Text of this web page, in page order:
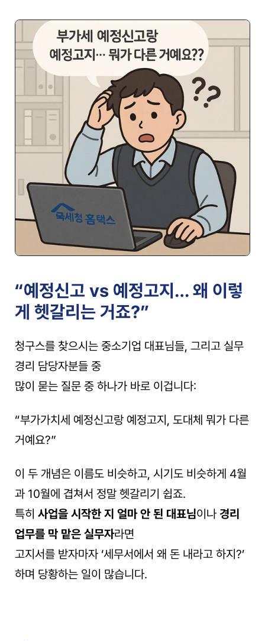
“예정신고 vs 예정고지… 왜 이렇
게 헷갈리는 거죠?”
청구스를 찾으시는 중소기업 대표님들, 그리고 실무
경리 담당자분들 중
많이 묻는 질문 중 하나가 바로 이겁니다:
“부가가치세 예정신고랑 예정고지, 도대체 뭐가 다른
거예요?”
이 두 개념은 이름도 비슷하고, 시기도 비슷하게 4월
과 10월에 겹쳐서 정말 헷갈리기 쉽죠.
특히 사업을 시작한 지 얼마 안 된 대표님이나 경리
업무를 막 맡은 실무자라면
고지서를 받자마자 ‘세무서에서 왜 돈 내라고 하지?’
하며 당황하는 일이 많습니다.